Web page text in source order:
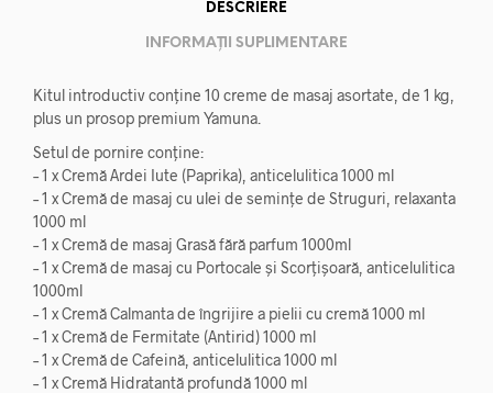
DESCRIERE
INFORMAȚII SUPLIMENTARE
Kitul introductiv conține 10 creme de masaj asortate, de 1 kg,
plus un prosop premium Yamuna.
Setul de pornire conține:
– 1 x Cremă Ardei Iute (Paprika), anticelulitica 1000 ml
– 1 x Cremă de masaj cu ulei de semințe de Struguri, relaxanta
1000 ml
– 1 x Cremă de masaj Grasă fără parfum 1000ml
– 1 x Cremă de masaj cu Portocale și Scorțișoară, anticelulitica
1000ml
– 1 x Cremă Calmanta de îngrijire a pielii cu cremă 1000 ml
– 1 x Cremă de Fermitate (Antirid) 1000 ml
– 1 x Cremă de Cafeină, anticelulitica 1000 ml
– 1 x Cremă Hidratantă profundă 1000 ml